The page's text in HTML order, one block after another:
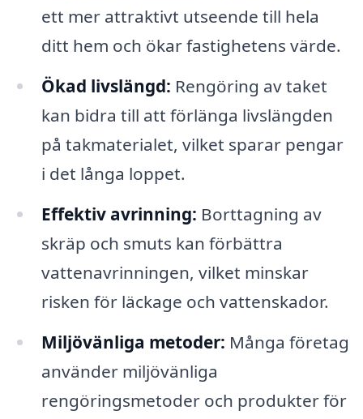
ett mer attraktivt utseende till hela
ditt hem och ökar fastighetens värde.
Ökad livslängd: Rengöring av taket
kan bidra till att förlänga livslängden
på takmaterialet, vilket sparar pengar
i det långa loppet.
Effektiv avrinning: Borttagning av
skräp och smuts kan förbättra
vattenavrinningen, vilket minskar
risken för läckage och vattenskador.
Miljövänliga metoder: Många företag
använder miljövänliga
rengöringsmetoder och produkter för